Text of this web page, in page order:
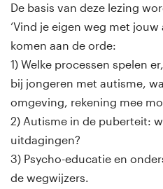
De basis van deze lezing
‘Vind je eigen weg met jouw
komen aan de orde:
1) Welke processen spelen
bij jongeren met autisme,
omgeving, rekening mee
2) Autisme in de puberteit:
uitdagingen?
3) Psycho-educatie en
de wegwijzers.